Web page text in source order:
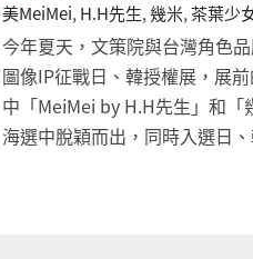
美MeiMei,H.H先生,幾米,茶葉少
今年夏天，文策院與台灣角色
圖像IP征戰日、韓授權展，展
中「MeiMei by H.H先生」和「
海選中脫穎而出，同時入選日